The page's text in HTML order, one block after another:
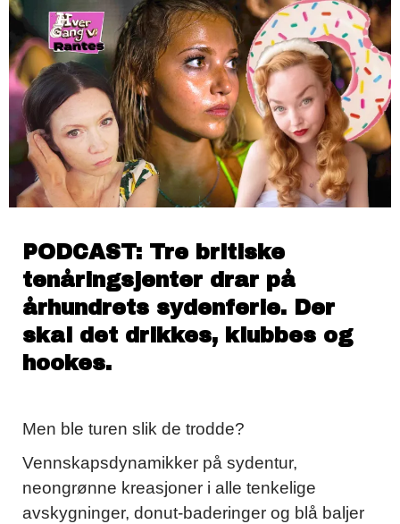
PODCAST: Tre britiske
tenåringsjenter drar på
århundrets sydenferie. Der
skal det drikkes, klubbes og
hookes.
Men ble turen slik de trodde?
Vennskapsdynamikker på sydentur,
neongrønne kreasjoner i alle tenkelige
avskygninger, donut-baderinger og blå baljer